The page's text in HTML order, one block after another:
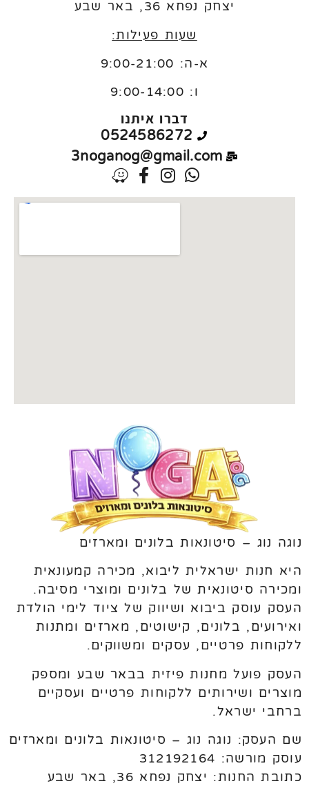
יצחק נפחא 36, באר שבע
שעות פעילות:
א-ה: 9:00-21:00
ו: 9:00-14:00
דברו איתנו
0524586272
3noganog@gmail.com
נוגה נוג – סיטונאות בלונים ומארזים
היא חנות ישראלית ליבוא, מכירה קמעונאית
ומכירה סיטונאית של בלונים ומוצרי מסיבה.
העסק עוסק ביבוא ושיווק של ציוד לימי הולדת
ואירועים, בלונים, קישוטים, מארזים ומתנות
ללקוחות פרטיים, עסקים ומשווקים.
העסק פועל מחנות פיזית בבאר שבע ומספק
מוצרים ושירותים ללקוחות פרטיים ועסקיים
ברחבי ישראל.
שם העסק: נוגה נוג – סיטונאות בלונים ומארזים
עוסק מורשה: 312192164
כתובת החנות: יצחק נפחא 36, באר שבע